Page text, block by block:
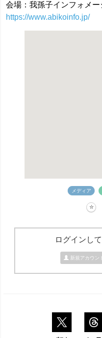
会場：我孫子インフォメ
https://www.abikoinfo.jp/
メディア
ログインし
新規アカウン